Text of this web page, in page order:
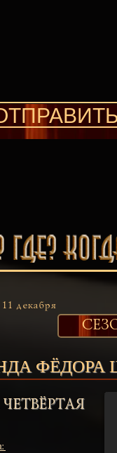
11 декабря
ФЁДОРА
: